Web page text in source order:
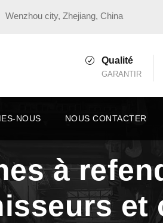
Wenzhou city, Zhejiang, China
Qualité
GARANTIR
NOUS NOUS CONTACTER
à
et